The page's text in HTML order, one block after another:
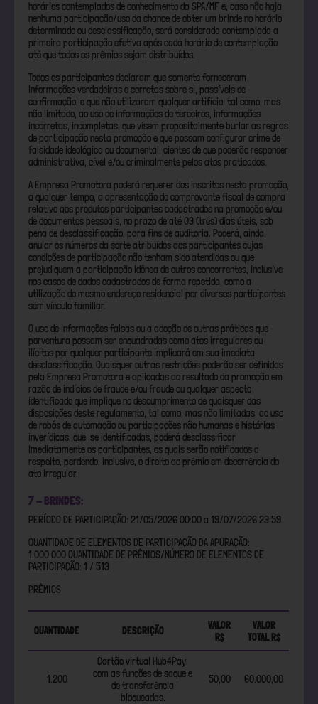
horários contemplados de conhecimento da SPA/MF e, caso não haja
nenhuma participação/uso da chance de obter um brinde no horário
determinado ou desclassificação, será considerada contemplada a
primeira participação efetiva após cada horário de contemplação
até que todos os prêmios sejam distribuídos.
Todos os participantes declaram que somente forneceram
informações verdadeiras e corretas sobre si, passíveis de
confirmação, e que não utilizaram qualquer artifício, tal como, mas
não limitado, ao uso de informações de terceiros, informações
incorretas, incompletas, que visem propositalmente burlar as regras
de participação nesta promoção e que possam configurar crime de
falsidade ideológica ou documental, cientes de que poderão responder
administrativa, cível e/ou criminalmente pelos atos praticados.
A Empresa Promotora poderá requerer dos inscritos nesta promoção,
a qualquer tempo, a apresentação do comprovante fiscal de compra
relativo aos produtos participantes cadastrados na promoção e/ou
de documentos pessoais, no prazo de até 03 (três) dias úteis, sob
pena de desclassificação, para fins de auditoria. Poderá, ainda,
anular os números da sorte atribuídos aos participantes cujas
condições de participação não tenham sido atendidas ou que
prejudiquem a participação idônea de outros concorrentes, inclusive
nos casos de dados cadastrados de forma repetida, como a
utilização do mesmo endereço residencial por diversos participantes
sem vínculo familiar.
O uso de informações falsas ou a adoção de outras práticas que
porventura possam ser enquadradas como atos irregulares ou
ilícitos por qualquer participante implicará em sua imediata
desclassificação. Quaisquer outras restrições poderão ser definidas
pela Empresa Promotora e aplicadas ao resultado da promoção em
razão de indícios de fraude e/ou fraude ou qualquer aspecto
identificado que implique no descumprimento de quaisquer das
disposições deste regulamento, tal como, mas não limitadas, ao uso
de robôs de automação ou participações não humanas e histórias
inverídicas, que, se identificadas, poderá desclassificar
imediatamente os participantes, os quais serão notificados a
respeito, perdendo, inclusive, o direito ao prêmio em decorrência do
ato irregular.
7 - BRINDES:
PERÍODO DE PARTICIPAÇÃO: 21/05/2026 00:00 a 19/07/2026 23:59
QUANTIDADE DE ELEMENTOS DE PARTICIPAÇÃO DA APURAÇÃO:
1.000.000 QUANTIDADE DE PRÊMIOS/NÚMERO DE ELEMENTOS DE
PARTICIPAÇÃO: 1 / 513
PRÊMIOS
QUANTIDADE DESCRIÇÃO
VALOR
R$
VALOR
TOTAL R$
1.200
Cartão virtual Hub4Pay,
com as funções de saque e
de transferência
bloqueadas.
50,00 60.000,00